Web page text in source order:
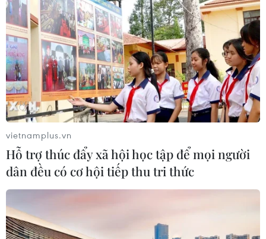
vietnamplus.vn
Hỗ trợ thúc đẩy xã hội học tập để mọi người
dân đều có cơ hội tiếp thu tri thức